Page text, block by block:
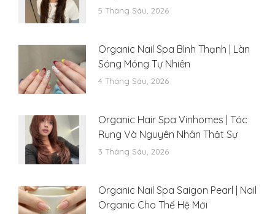
5 Tháng Sáu, 2026
Organic Nail Spa Bình Thạnh | Làn
Sóng Móng Tự Nhiên
4 Tháng Sáu, 2026
Organic Hair Spa Vinhomes | Tóc
Rụng Và Nguyên Nhân Thật Sự
3 Tháng Sáu, 2026
Organic Nail Spa Saigon Pearl | Nail
Organic Cho Thế Hệ Mới